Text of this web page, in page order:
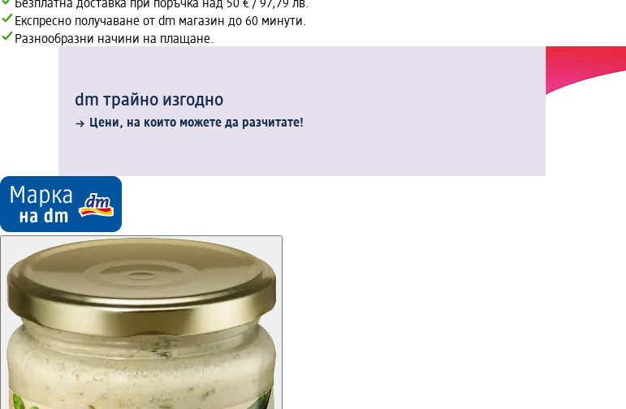
Безплатна доставка при поръчка над 50 € / 97,79 лв.
Експресно получаване от dm магазин до 60 минути.
Разнообразни начини на плащане.
dm трайно изгодно
Цени, на които можете да разчитате!